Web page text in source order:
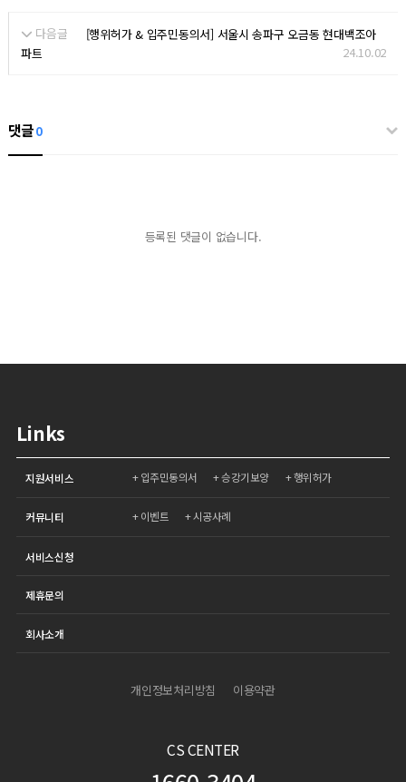
다음글
[행위허가 & 입주민동의서] 서울시 송파구 오금동 현대백조아
파트
24.10.02
댓글0
등록된 댓글이 없습니다.
Links
지원서비스 입주민동의서 승강기보양 행위허가
커뮤니티 이벤트 시공사례
서비스신청
제휴문의
회사소개
개인정보처리방침 이용약관
CS CENTER